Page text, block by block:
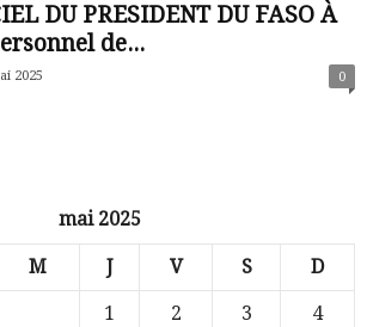
DU PRESIDENT DU FASO À
de...
2025 0
mai 2025
M J V S D
1 2 3
4